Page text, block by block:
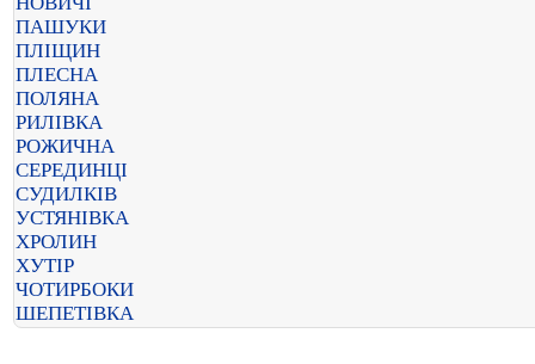
ПАШУКИ
ПЛІЩИН
ПЛЕСНА
ПОЛЯНА
РИЛІВКА
РОЖИЧНА
СЕРЕДИНЦІ
СУДИЛКІВ
УСТЯНІВКА
ХРОЛИН
ХУТІР
ЧОТИРБОКИ
ШЕПЕТІВКА